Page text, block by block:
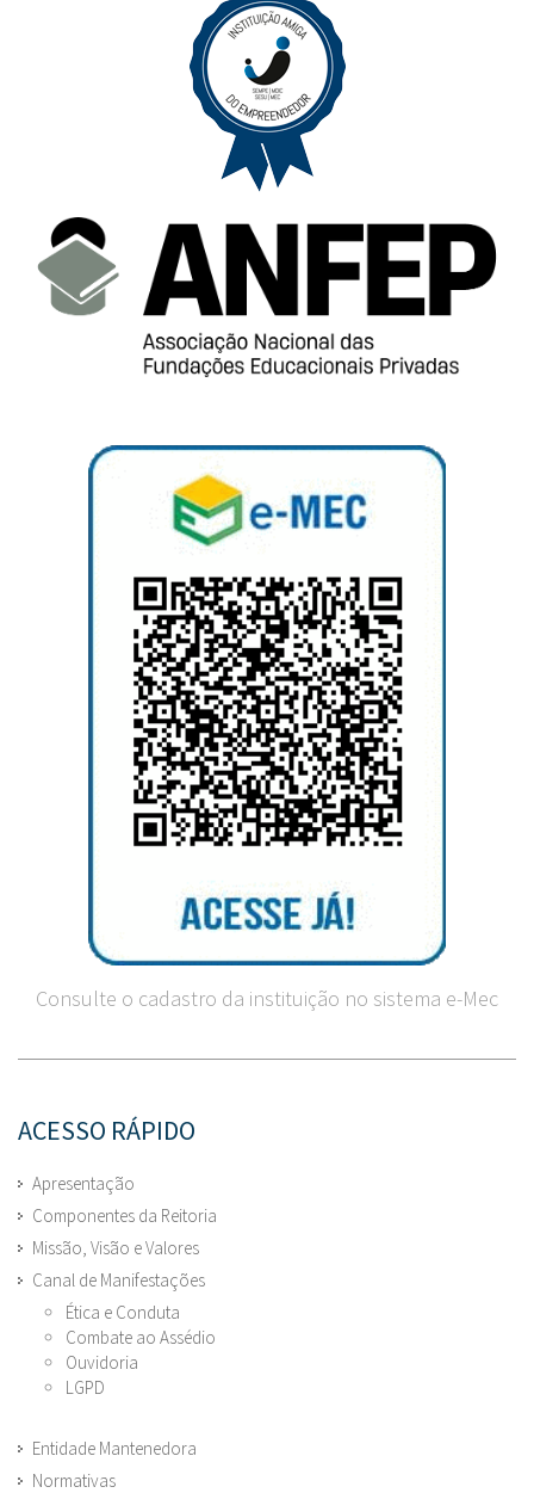
Consulte o cadastro da instituição no sistema e-Mec
ACESSO RÁPIDO
Apresentação
Componentes da Reitoria
Missão, Visão e Valores
Canal de Manifestações
Ética e Conduta
Combate ao Assédio
Ouvidoria
LGPD
Entidade Mantenedora
Normativas